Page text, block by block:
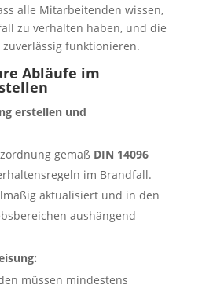
alle Mitarbeitenden wissen,
zu verhalten haben, und die
funktionieren.
Abläufe im
erstellen und
gemäß DIN 14096
im Brandfall.
aktualisiert und in den
aushängend
müssen mindestens